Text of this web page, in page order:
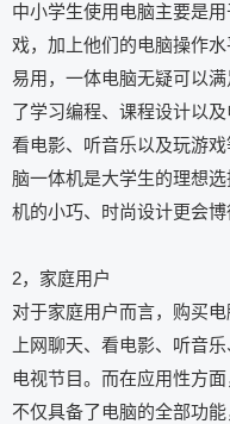
中小学生使用电脑主要是
戏，加上他们的电脑操作
易用，一体电脑无疑可以
了学习编程、课程设计以
看电影、听音乐以及玩游
脑一体机是大学生的理想
机的小巧、时尚设计更会博
2，家庭用户
对于家庭用户而言，购买
上网聊天、看电影、听音
电视节目。而在应用性方
不仅具备了电脑的全部功